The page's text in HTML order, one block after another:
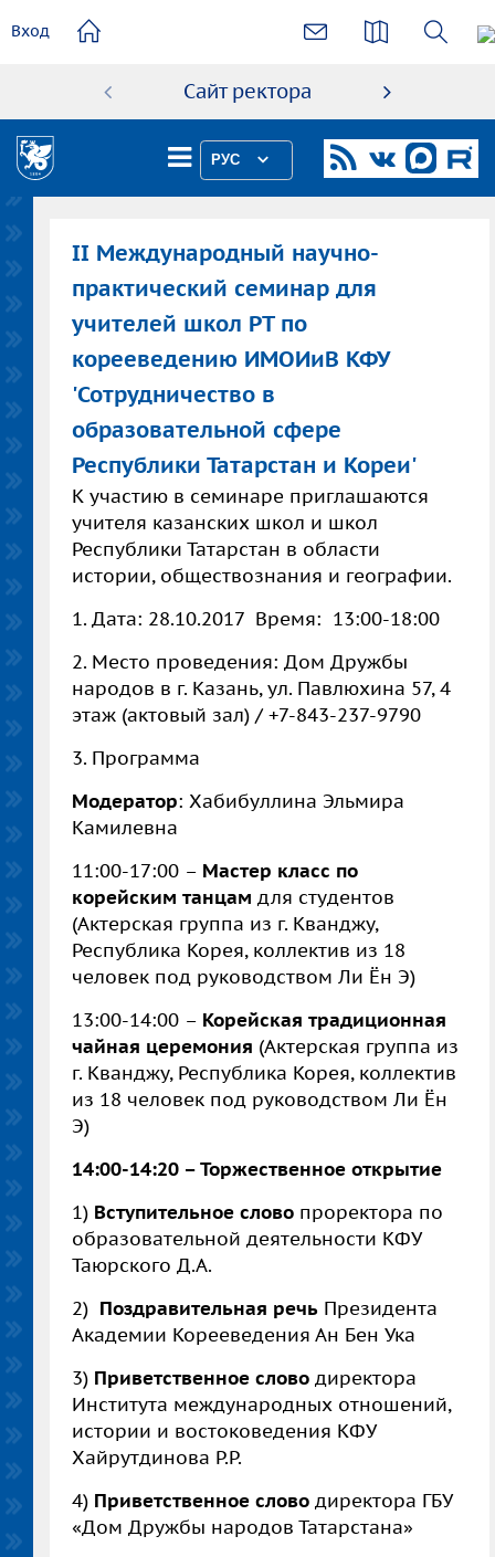
содержанию
Вход
Сайт ректора
РУС
II Международный научно-
практический семинар для
учителей школ РТ по
корееведению ИМОИиВ КФУ
'Сотрудничество в
образовательной сфере
Республики Татарстан и Кореи'
К участию в семинаре приглашаются
учителя казанских школ и школ
Республики Татарстан в области
истории, обществознания и географии.
1. Дата: 28.10.2017 Время: 13:00-18:00
2. Место проведения: Дом Дружбы
народов в г. Казань, ул. Павлюхина 57, 4
этаж (актовый зал) / +7-843-237-9790
3. Программа
Модератор: Хабибуллина Эльмира
Камилевна
11:00-17:00 – Мастер класс по
корейским танцам для студентов
(Актерская группа из г. Кванджу,
Республика Корея, коллектив из 18
человек под руководством Ли Ён Э)
13:00-14:00 – Корейская традиционная
чайная церемония (Актерская группа из
г. Кванджу, Республика Корея, коллектив
из 18 человек под руководством Ли Ён
Э)
14:00-14:20 – Торжественное открытие
1) Вступительное слово проректора по
образовательной деятельности КФУ
Таюрского Д.А.
2) Поздравительная речь Президента
Академии Корееведения Ан Бен Ука
3) Приветственное слово директора
Института международных отношений,
истории и востоковедения КФУ
Хайрутдинова Р.Р.
4) Приветственное слово директора ГБУ
«Дом Дружбы народов Татарстана»